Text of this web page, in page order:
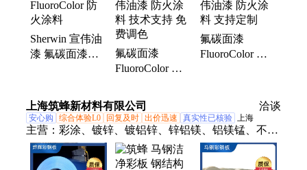
kcc油漆、中涂环氧漆、防污漆、过渡漆、环氧富锌
底漆、无机富锌底漆、环氧临时底漆、多用途底漆、
环氧云铁中间漆、丙烯酸面漆、聚氨酯面漆、聚硅氧
烷面漆、玻璃鳞片漆
Sherwin 宣伟油
漆 氟碳面漆
氟碳面漆
FluoroColor 宣
料 技术支持 免
费调色
氟碳面漆
FluoroColor 宣
上海筑蜂新材料有限公司
洽谈
安心购 综合体验L0 回复及时 出价迅速 真实性已核验 上海
主营： 彩涂、镀锌、镀铝锌、锌铝镁、铝镁锰、不锈
钢彩涂、彩钢板、彩色钢板、彩钢瓦、彩涂钢板、镀
锌卷、镀锌钢卷、镀锌钢板、有花镀锌、铁皮卷、镀